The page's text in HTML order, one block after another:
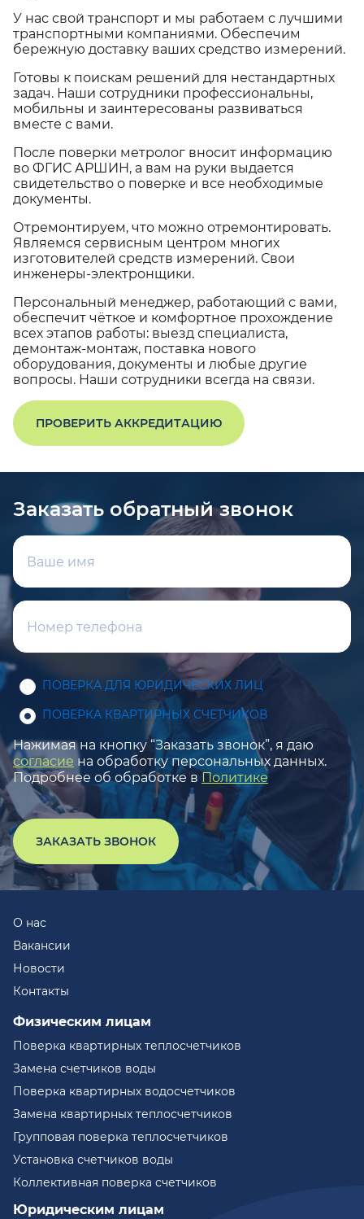
У нас свой транспорт и мы работаем с лучшими
транспортными компаниями. Обеспечим
бережную доставку ваших средство измерений.
Готовы к поискам решений для нестандартных
задач. Наши сотрудники профессиональны,
мобильны и заинтересованы развиваться
вместе с вами.
После поверки метролог вносит информацию
во ФГИС АРШИН, а вам на руки выдается
свидетельство о поверке и все необходимые
документы.
Отремонтируем, что можно отремонтировать.
Являемся сервисным центром многих
изготовителей средств измерений. Свои
инженеры-электронщики.
Персональный менеджер, работающий с вами,
обеспечит чёткое и комфортное прохождение
всех этапов работы: выезд специалиста,
демонтаж-монтаж, поставка нового
оборудования, документы и любые другие
вопросы. Наши сотрудники всегда на связи.
ПРОВЕРИТЬ АККРЕДИТАЦИЮ
Заказать обратный звонок
ПОВЕРКА ДЛЯ ЮРИДИЧЕСКИХ ЛИЦ
ПОВЕРКА КВАРТИРНЫХ СЧЕТЧИКОВ
Нажимая на кнопку “Заказать звонок”, я даю
согласие на обработку персональных данных.
Подробнее об обработке в Политике
ЗАКАЗАТЬ ЗВОНОК
О нас
Вакансии
Новости
Контакты
Физическим лицам
Поверка квартирных теплосчетчиков
Замена счетчиков воды
Поверка квартирных водосчетчиков
Замена квартирных теплосчетчиков
Групповая поверка теплосчетчиков
Установка счетчиков воды
Коллективная поверка счетчиков
Юридическим лицам